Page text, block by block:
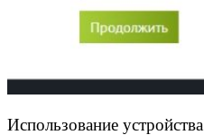
Использование устройства